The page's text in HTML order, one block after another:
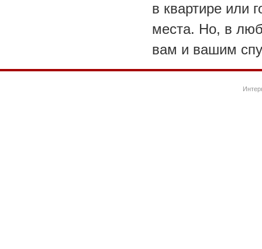
в квартире или
места. Но, в
вам и вашим